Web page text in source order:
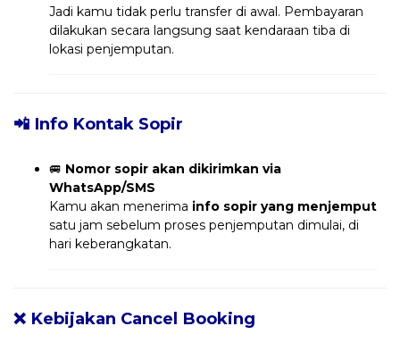
Jadi kamu tidak perlu transfer di awal. Pembayaran
dilakukan secara langsung saat kendaraan tiba di
lokasi penjemputan.
📲 Info Kontak Sopir
🚐 Nomor sopir akan dikirimkan via
WhatsApp/SMS
Kamu akan menerima info sopir yang menjemput
satu jam sebelum proses penjemputan dimulai, di
hari keberangkatan.
❌ Kebijakan Cancel Booking